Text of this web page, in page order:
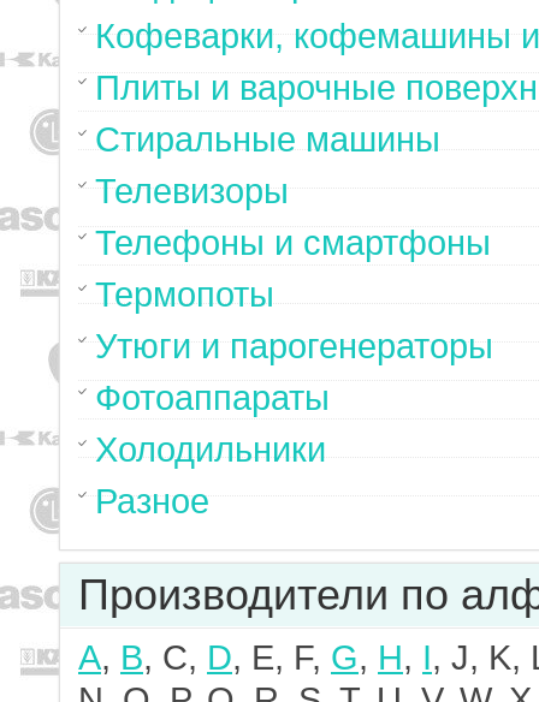
Кофеварки, кофемашины
Плиты и варочные
Стиральные машины
Телевизоры
Телефоны и смартфоны
Термопоты
Утюги и парогенераторы
Фотоаппараты
Холодильники
Разное
Производители по
A, B, C, D, E, F, G, H, I, J, K,